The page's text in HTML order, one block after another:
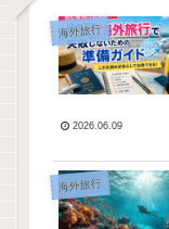
海外旅行
2026.06.09
海外旅行